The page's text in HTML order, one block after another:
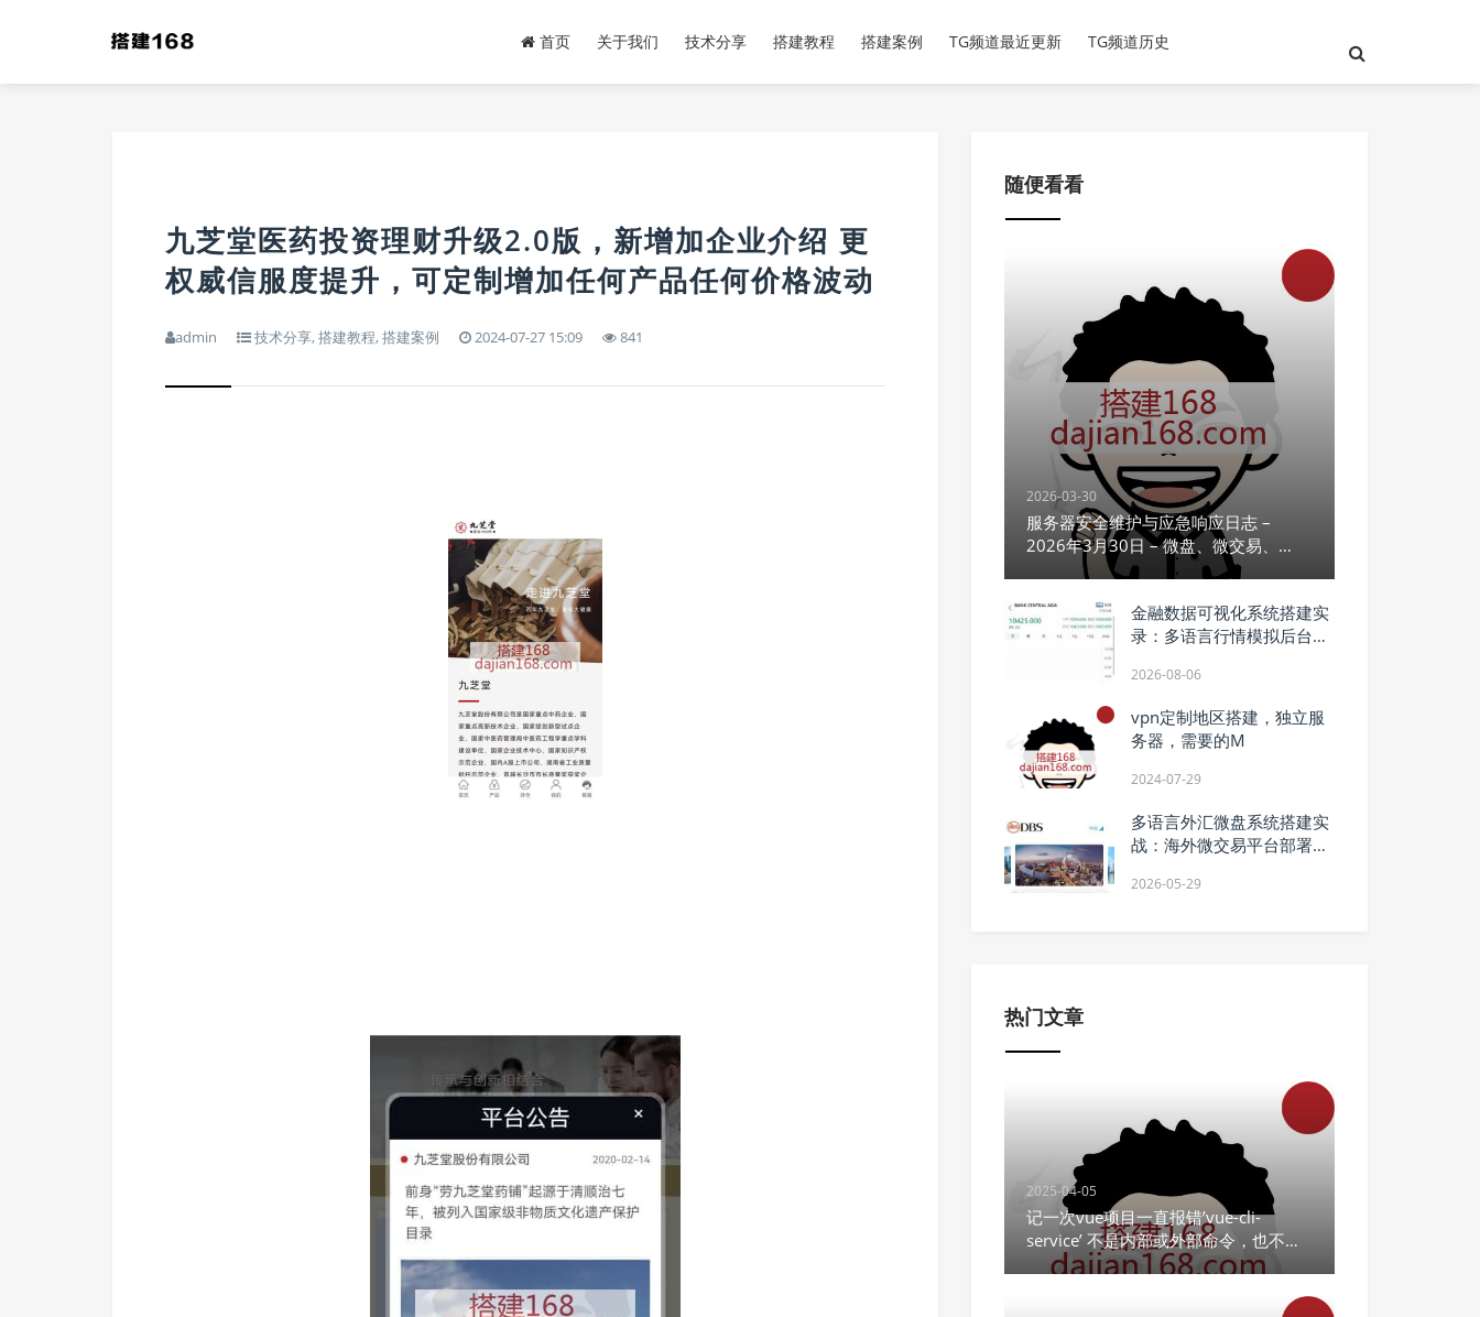
首页 关于我们 技术分享 搭建教程 搭建案例 TG频道最近更新 TG频道历史
九芝堂医药投资理财升级2.0版，新增加企业介绍 更
权威信服度提升，可定制增加任何产品任何价格波动
admin 技术分享,搭建教程,搭建案例 2024-07-27 15:09 841
随便看看
2026-03-30
服务器安全维护与应急响应日志 –
2026年3月30日 – 微盘、微交易、
ThinkPHP后门排查与修复
金融数据可视化系统搭建实
录：多语言行情模拟后台部
2026-08-06
vpn定制地区搭建，独立服
务器，需要的M
2024-07-29
多语言外汇微盘系统搭建实
战：海外微交易平台部署全
2026-05-29
热门文章
2025-04-05
记一次vue项目一直报错’vue-cli-
service’ 不是内部或外部命令，也不是
可运行的程序